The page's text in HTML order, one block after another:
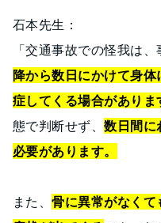
石本先生：
「交通事故での怪我は
降から数日にかけて身
症してくる場合がありま
態で判断せず、数日間に
必要があります。
また、骨に異常がなく